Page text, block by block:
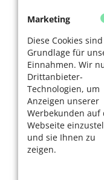
Marketing
Diese Cookies
Grundlage für
Einnahmen. Wir
Drittanbieter-
Technologien, um
Anzeigen unserer
Werbekunden auf
Webseite
und sie Ihnen zu
zeigen.